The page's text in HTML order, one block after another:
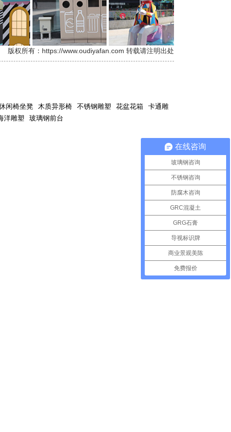
版权所有：https://www.oudiyafan.com 转载请注明出处
闲椅坐凳 木质异形椅 不锈钢雕塑 花盆花箱
卡通雕
洋雕塑 玻璃钢前台
在线咨询
玻璃钢咨询
不锈钢咨询
防腐木咨询
GRC混凝土
GRG石膏
导视标识牌
商业景观美陈
免费报价